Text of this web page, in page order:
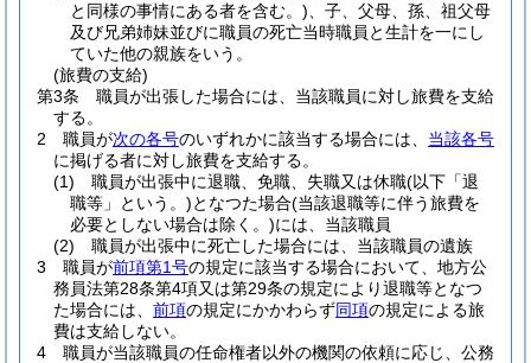
と同様の事情にある者を含む。) 、子、父母、孫、祖父母
及び兄弟姉妹並びに職員の死亡当時職員と生計を一にし
ていた他の親族をいう。
(旅費の支給)
第3条
職員が出張した場合には、当該職員に対し旅費を支給
する。
2
職員が次の各号のいずれかに該当する場合には、 当該各号
に掲げる者に対し旅費を支給する。
(1)
職員が出張中に退職、免職、失職又は休職(以下「退
職等」という。)となつた場合(当該退職等に伴う旅費を
必要としない場合は除く。)には、当該職員
(2)
職員が出張中に死亡した場合には、当該職員の遺族
3
職員が前項第1号の規定に該当する場合において、地方公
務員法第28条第4項又は第29条の規定により退職等となつ
た場合には、 前項の規定にかかわらず同項の規定による旅
費は支給しない。
4
職員が当該職員の任命権者以外の機関の依頼に応じ、公務